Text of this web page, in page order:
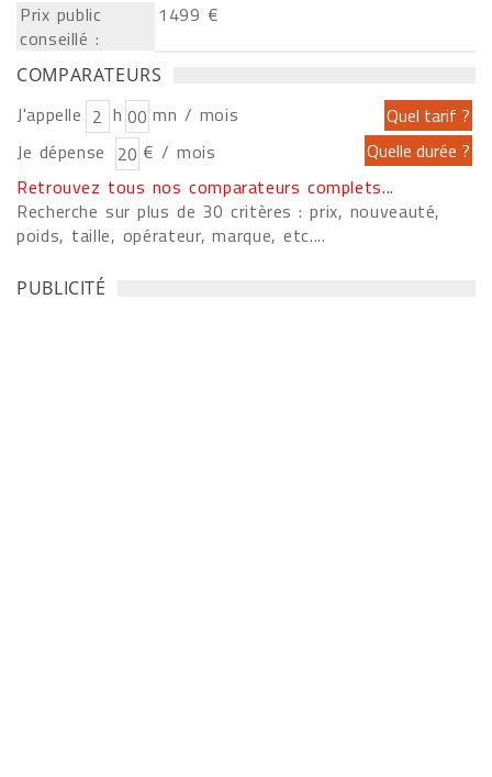
Prix public
conseillé :
1499 €
COMPARATEURS
J'appelle h
mn / mois
Je dépense
€ / mois
Retrouvez tous nos comparateurs complets...
Recherche sur plus de 30 critères : prix, nouveauté,
poids, taille, opérateur, marque, etc....
PUBLICITÉ